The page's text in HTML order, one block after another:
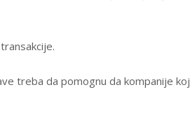
treba da pomognu da kompanije